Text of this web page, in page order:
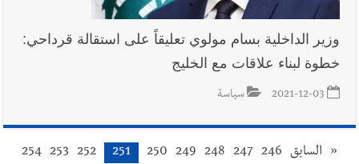
وزير الداخلية بسام مولوي تعليقاً على استقالة قرداحي:
خطوة لبناء علاقات مع الخليج
2021-12-03 سياسة
« السابق 246
247
248
249
250
251
252
253
254